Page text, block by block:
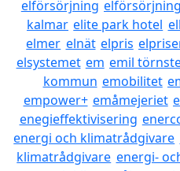
elförsörjning
kalmar elite park hotel
elmer elnät elpris
elsystemet em emil
kommun emobilitet
empower+ emåmejeriet
enegieffektivisering
energi och klimatrådgivare
klimatrådgivare energi-